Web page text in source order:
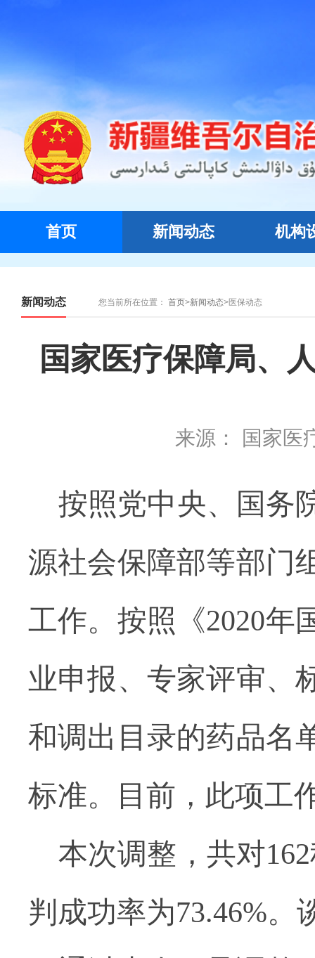
首页 新闻动态 机构
新闻动态 您当前所在位置： 首页>新闻动态>医保动态
国家医疗保障局、
来源： 国家医
按照党中央、国务
源社会保障部等部门
工作。按照《2020年
业申报、专家评审、
和调出目录的药品名
标准。目前，此项工
本次调整，共对
判成功率为73.46%。